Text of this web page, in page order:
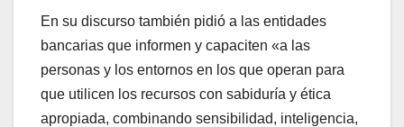
En su discurso también pidió a las entidades
bancarias que informen y capaciten «a las
personas y los entornos en los que operan para
que utilicen los recursos con sabiduría y ética
apropiada, combinando sensibilidad, inteligencia,